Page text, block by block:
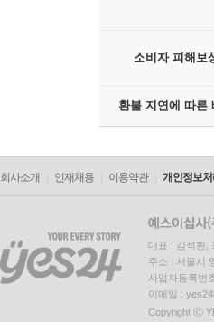
소비자 피해보
환불 지연에 따른
회사소개 인재채용 이용약관 개인정보
대표 : 김석환,
주소 : 서울시
사업자등록번
이메일 :
Copyright ⓒ